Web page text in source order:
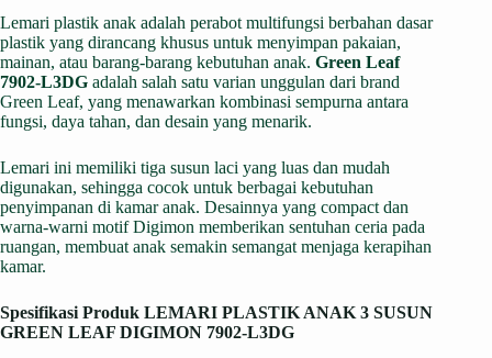
Lemari plastik anak adalah perabot multifungsi berbahan dasar
plastik yang dirancang khusus untuk menyimpan pakaian,
mainan, atau barang-barang kebutuhan anak. Green Leaf
7902-L3DG adalah salah satu varian unggulan dari brand
Green Leaf, yang menawarkan kombinasi sempurna antara
fungsi, daya tahan, dan desain yang menarik.
Lemari ini memiliki tiga susun laci yang luas dan mudah
digunakan, sehingga cocok untuk berbagai kebutuhan
penyimpanan di kamar anak. Desainnya yang compact dan
warna-warni motif Digimon memberikan sentuhan ceria pada
ruangan, membuat anak semakin semangat menjaga kerapihan
kamar.
Spesifikasi Produk LEMARI PLASTIK ANAK 3 SUSUN
GREEN LEAF DIGIMON 7902-L3DG